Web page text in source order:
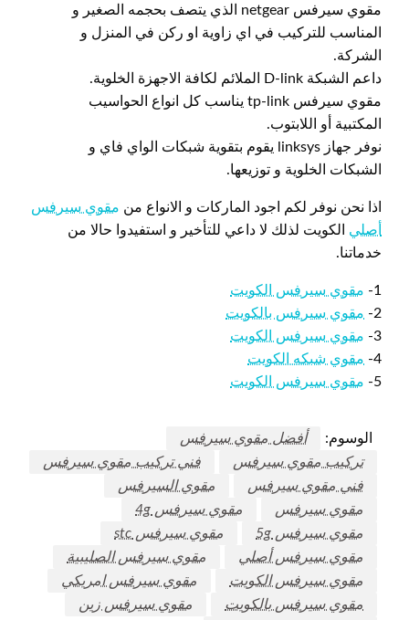
مقوي سيرفس netgear الذي يتصف بحجمه الصغير و
المناسب للتركيب في اي زاوية او ركن في المنزل و
الشركة.
داعم الشبكة D-link الملائم لكافة الاجهزة الخلوية.
مقوي سيرفس tp-link يناسب كل انواع الحواسيب
المكتبية أو اللابتوب.
نوفر جهاز linksys يقوم بتقوية شبكات الواي فاي و
الشبكات الخلوية و توزيعها.
اذا نحن نوفر لكم اجود الماركات و الانواع من مقوي سيرفس
أصلي الكويت لذلك لا داعي للتأخير و استفيدوا حالا من
خدماتنا.
1-
مقوي سيرفس الكويت
2-
مقوي سيرفس بالكويت
3-
مقوي سيرفس الكويت
4-
مقوي شبكه الكويت
5-
مقوي سيرفس الكويت
الوسوم:
أفضل مقوي سيرفس
تركيب مقوي سيرفس
فني تركيب مقوي سيرفس
فني مقوي سيرفس
مقوي السيرفس
مقوي سيرفس
مقوي سيرفس 4g
مقوي سيرفس 5g
مقوي سيرفس stc
مقوي سيرفس أصلي
مقوي سيرفس الصليبية
مقوي سيرفس الكويت
مقوي سيرفس امريكي
مقوي سيرفس بالكويت
مقوي سيرفس زين